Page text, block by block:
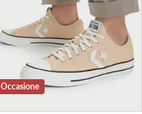
Occasione